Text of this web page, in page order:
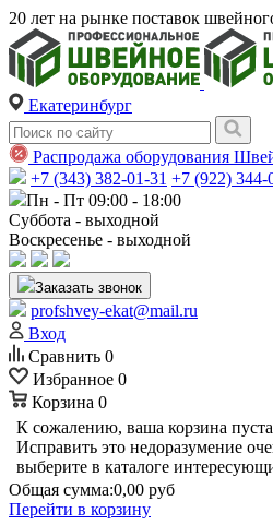
20 лет на рынке поставок
Екатеринбург
Распродажа оборудования
+7 (343) 382-01-31 +7 (922) 344-
Пн - Пт 09:00 - 18:00
Суббота - выходной
Воскресенье - выходной
Заказать звонок
profshvey-ekat@mail.ru
Вход
Сравнить 0
Избранное 0
Корзина 0
К сожалению, ваша корзина
Исправить это недоразумение
выберите в каталоге
Общая сумма:0,00 руб
Перейти в корзину